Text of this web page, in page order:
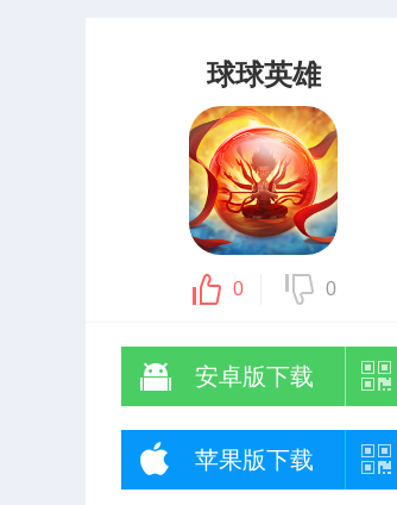
球球英雄
0 0
安卓版下载
苹果版下载